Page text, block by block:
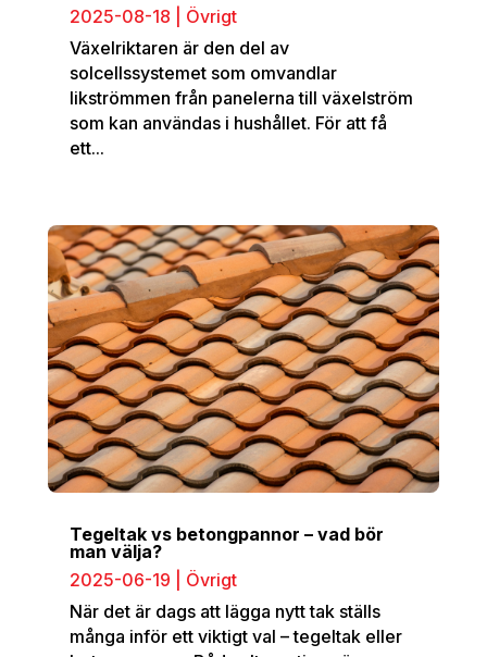
2025-08-18
Övrigt
Växelriktaren är den del av
solcellssystemet som omvandlar
likströmmen från panelerna till växelström
som kan användas i hushållet. För att få
ett...
Tegeltak vs betongpannor – vad bör
man välja?
2025-06-19
Övrigt
När det är dags att lägga nytt tak ställs
många inför ett viktigt val – tegeltak eller